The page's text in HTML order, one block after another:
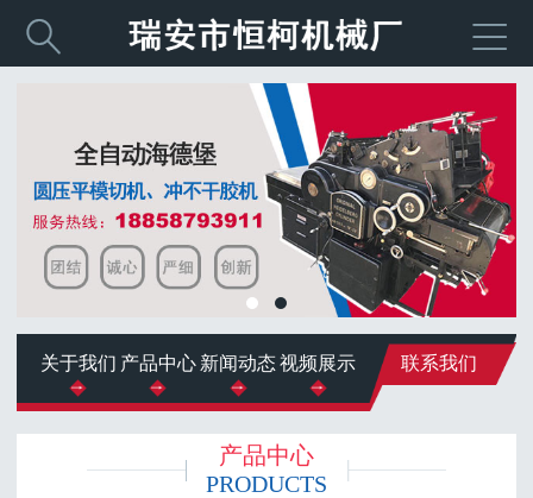


关于我们 产品中心 新闻动态视频展示 联系我们
产品中心
PRODUCTS